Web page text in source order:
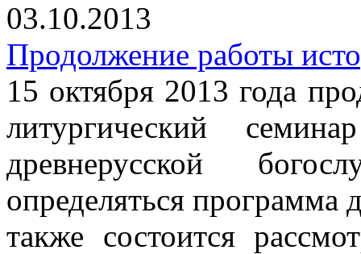
03.10.2013
Продолжение работы
15 октября 2013 года
литургический
древнерусской
определяться
также состоится